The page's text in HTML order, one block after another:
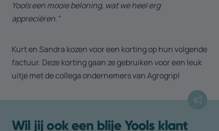
Yools een mooie beloning, wat we heel erg
appreciëren."
Kurt en Sandra kozen voor een korting op hun volgende
factuur. Deze korting gaan ze gebruiken voor een leuk
uitje met de collega ondernemers van Agrogrip!
Wil jij ook een blije Yools klant